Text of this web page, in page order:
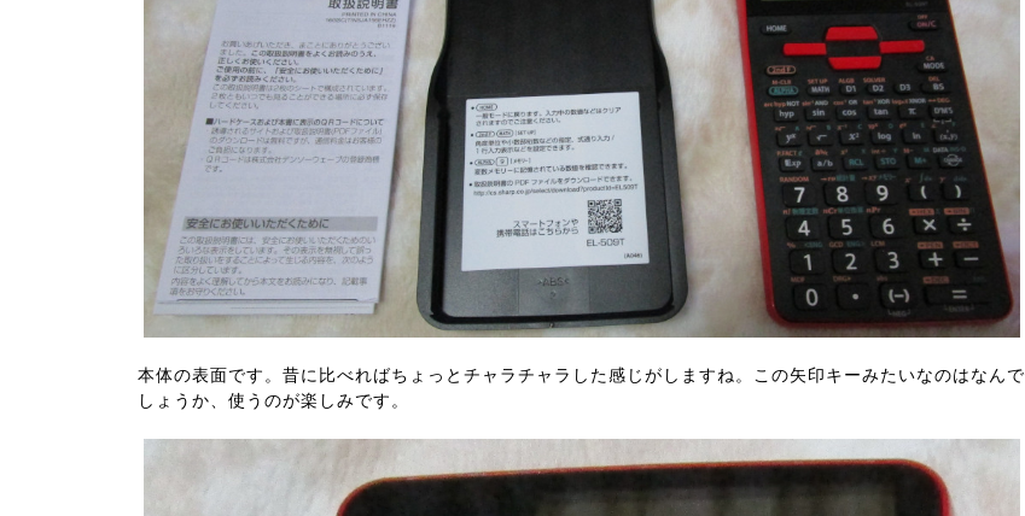
本体の表面です。昔に比べればちょっとチャラチャラした感じがしますね。この矢印キーみたいなのはなんで
しょうか、使うのが楽しみです。